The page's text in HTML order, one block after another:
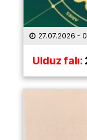
27.07.2026 -
Ulduz falı: